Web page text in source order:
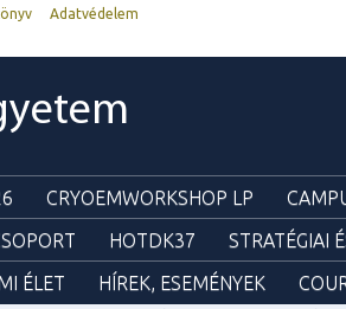
Adatvédelem
CRYOEMWORKSHOP LP
HOTDK37 STRATÉGIAI
ÉLET HÍREK, ESEMÉNYEK